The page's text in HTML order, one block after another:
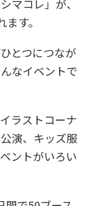
マコレ」が、
す。
とつにつなが
なイベントで
ラストコーナ
演、キッズ服
ントがいろい